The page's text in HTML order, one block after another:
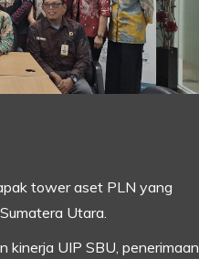
tower aset PLN yang
Utara.
kinerja UIP SBU, penerimaan